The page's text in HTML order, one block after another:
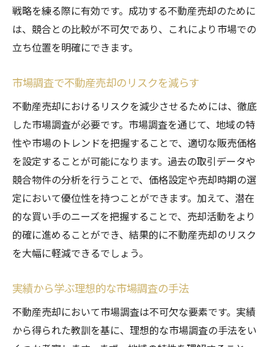
成功を確実にするための売却前準備
売却プロセスを円滑に進めるためのアドバ
イス
具体的ステップで不動産売却を確実に成功
させる
市場調査が鍵！不動産売却成功事例の教訓
市場調査で得た成功事例からの重要な教訓
市場条件に合わせた売却戦略の立案
成功事例に見る市場調査の実践法
不動産売却を成功に導く情報収集のポイン
ト
成功事例に基づく市場分析の手法
不動産売却を成功させるための会社選びのポイ
ント
理想の不動産会社を選ぶための基準
戦略を練る際に有効です。成功する不動産売却のために
は、競合との比較が不可欠であり、これにより市場での
立ち位置を明確にできます。
市場調査で不動産売却のリスクを減らす
不動産売却におけるリスクを減少させるためには、徹底
した市場調査が必要です。市場調査を通じて、地域の特
性や市場のトレンドを把握することで、適切な販売価格
を設定することが可能になります。過去の取引データや
競合物件の分析を行うことで、価格設定や売却時期の選
定において優位性を持つことができます。加えて、潜在
的な買い手のニーズを把握することで、売却活動をより
的確に進めることができ、結果的に不動産売却のリスク
を大幅に軽減できるでしょう。
実績から学ぶ理想的な市場調査の手法
不動産売却において市場調査は不可欠な要素です。実績
から得られた教訓を基に、理想的な市場調査の手法をい